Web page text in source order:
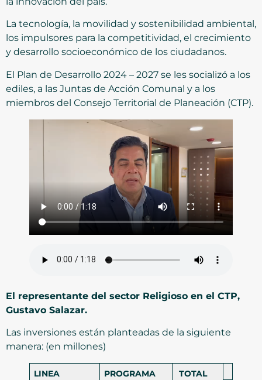
La tecnología, la movilidad y sostenibilidad ambiental,
los impulsores para la competitividad, el crecimiento
y desarrollo socioeconómico de los ciudadanos.
El Plan de Desarrollo 2024 – 2027 se les socializó a los
ediles, a las Juntas de Acción Comunal y a los
miembros del Consejo Territorial de Planeación (CTP).
El representante del sector Religioso en el CTP,
Gustavo Salazar.
Las inversiones están planteadas de la siguiente
manera: (en millones)
LINEA
PROGRAMA TOTAL